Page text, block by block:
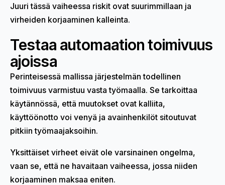
Juuri tässä vaiheessa riskit ovat suurimmillaan ja
virheiden korjaaminen kalleinta.
Testaa automaation toimivuus
ajoissa
Perinteisessä mallissa järjestelmän todellinen
toimivuus varmistuu vasta työmaalla. Se tarkoittaa
käytännössä, että muutokset ovat kalliita,
käyttöönotto voi venyä ja avainhenkilöt sitoutuvat
pitkiin työmaajaksoihin.
Yksittäiset virheet eivät ole varsinainen ongelma,
vaan se, että ne havaitaan vaiheessa, jossa niiden
korjaaminen maksaa eniten.